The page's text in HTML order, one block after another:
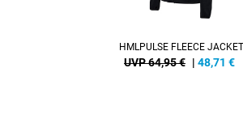
HMLPULSE FLEECE JACKET
UVP 64,95 € | 48,71 €